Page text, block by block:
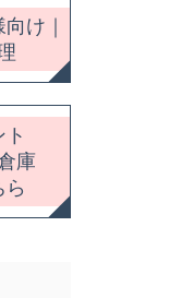
け｜
庫